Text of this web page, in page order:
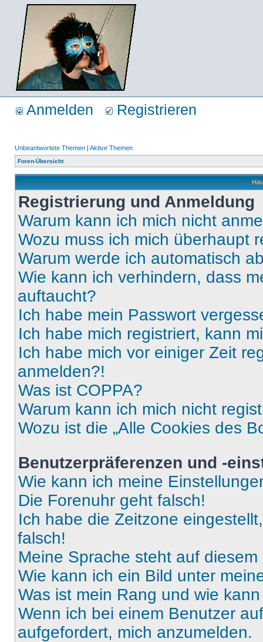
Anmelden Registrieren
Unbeantwortete Themen | Aktive Themen
Foren-Übersicht
Registrierung und Anmeldung
Warum kann ich mich nicht
Wozu muss ich mich überhaupt
Warum werde ich automatisch
Wie kann ich verhindern, dass
auftaucht?
Ich habe mein Passwort
Ich habe mich registriert, kann
Ich habe mich vor einiger Zeit
anmelden?!
Was ist COPPA?
Warum kann ich mich nicht
Wozu ist die „Alle Cookies des
Benutzerpräferenzen und -
Wie kann ich meine
Die Forenuhr geht falsch!
Ich habe die Zeitzone
falsch!
Meine Sprache steht auf
Wie kann ich ein Bild unter
Was ist mein Rang und wie
Wenn ich bei einem Benutzer
aufgefordert, mich anzumelden.